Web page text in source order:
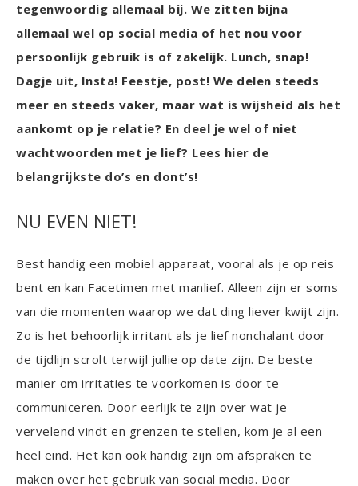
tegenwoordig allemaal bij. We zitten bijna
allemaal wel op social media of het nou voor
persoonlijk gebruik is of zakelijk. Lunch, snap!
Dagje uit, Insta! Feestje, post! We delen steeds
meer en steeds vaker, maar wat is wijsheid als het
aankomt op je relatie? En deel je wel of niet
wachtwoorden met je lief? Lees hier de
belangrijkste do’s en dont’s!
NU EVEN NIET!
Best handig een mobiel apparaat, vooral als je op reis
bent en kan Facetimen met manlief. Alleen zijn er soms
van die momenten waarop we dat ding liever kwijt zijn.
Zo is het behoorlijk irritant als je lief nonchalant door
de tijdlijn scrolt terwijl jullie op date zijn. De beste
manier om irritaties te voorkomen is door te
communiceren. Door eerlijk te zijn over wat je
vervelend vindt en grenzen te stellen, kom je al een
heel eind. Het kan ook handig zijn om afspraken te
maken over het gebruik van social media. Door